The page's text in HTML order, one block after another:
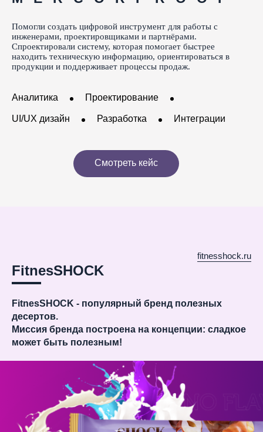
Помогли создать цифровой инструмент для работы с
инженерами, проектировщиками и партнёрами.
Спроектировали систему, которая помогает быстрее
находить техническую информацию, ориентироваться в
продукции и поддерживает процессы продаж.
Аналитика Проектирование
UI/UX дизайн Разработка Интеграции
Смотреть кейс
FitnesSHOCK
fitnesshock.ru
FitnesSHOCK - популярный бренд полезных
десертов.
Миссия бренда построена на концепции: сладкое
может быть полезным!